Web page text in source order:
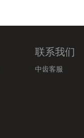
联系我们
中齿客服